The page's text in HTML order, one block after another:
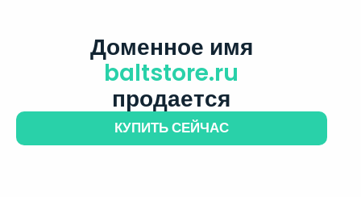
Доменное имя
baltstore.ru
продается
КУПИТЬ СЕЙЧАС